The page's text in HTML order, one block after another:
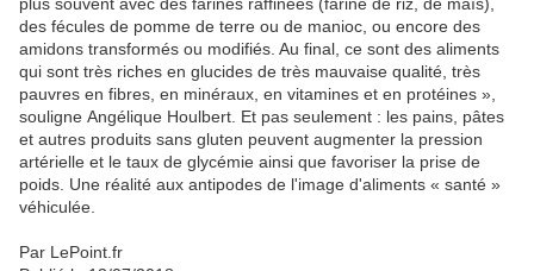
plus souvent avec des farines raffinées (farine de riz, de maïs),
des fécules de pomme de terre ou de manioc, ou encore des
amidons transformés ou modifiés. Au final, ce sont des aliments
qui sont très riches en glucides de très mauvaise qualité, très
pauvres en fibres, en minéraux, en vitamines et en protéines »,
souligne Angélique Houlbert. Et pas seulement : les pains, pâtes
et autres produits sans gluten peuvent augmenter la pression
artérielle et le taux de glycémie ainsi que favoriser la prise de
poids. Une réalité aux antipodes de l'image d'aliments « santé »
véhiculée.
Par LePoint.fr